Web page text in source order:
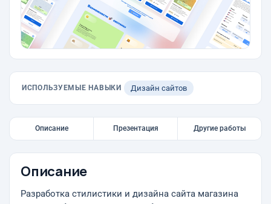
ИСПОЛЬЗУЕМЫЕ НАВЫКИ Дизайн сайтов
Описание Презентация Другие работы
Описание
Разработка стилистики и дизайна сайта магазина